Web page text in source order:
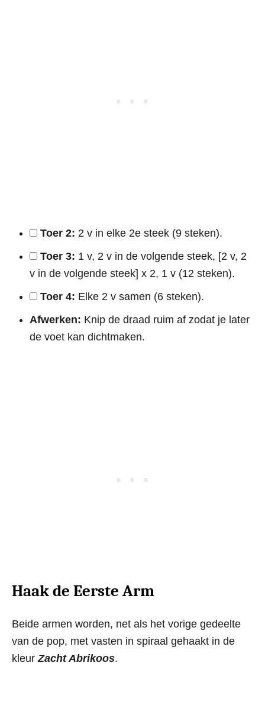
Toer 2: 2 v in elke 2e steek (9 steken).
Toer 3: 1 v, 2 v in de volgende steek, [2 v, 2
v in de volgende steek] x 2, 1 v (12 steken).
Toer 4: Elke 2 v samen (6 steken).
Afwerken: Knip de draad ruim af zodat je later
de voet kan dichtmaken.
Haak de Eerste Arm
Beide armen worden, net als het vorige gedeelte
van de pop, met vasten in spiraal gehaakt in de
kleurZacht Abrikoos.